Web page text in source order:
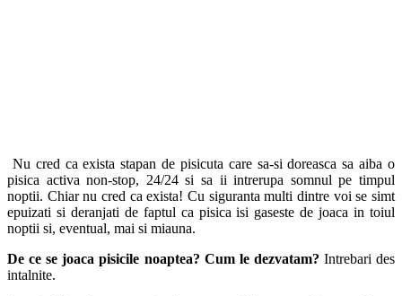
Nu cred ca exista stapan de pisicuta care sa-si doreasca sa aiba o
pisica activa non-stop, 24/24 si sa ii intrerupa somnul pe timpul
noptii. Chiar nu cred ca exista! Cu siguranta multi dintre voi se simt
epuizati si deranjati de faptul ca pisica isi gaseste de joaca in toiul
noptii si, eventual, mai si miauna.
De ce se joaca pisicile noaptea? Cum le dezvatam? Intrebari des
intalnite.